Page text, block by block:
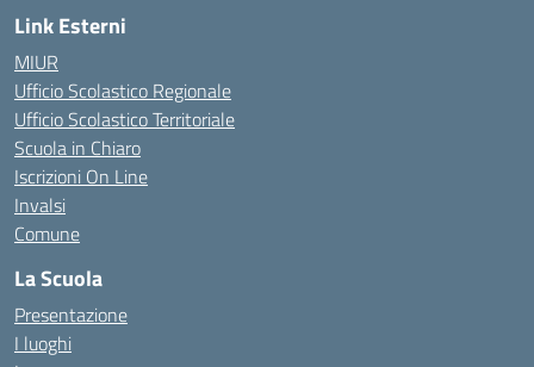
Link Esterni
MIUR
Ufficio Scolastico Regionale
Ufficio Scolastico Territoriale
Scuola in Chiaro
Iscrizioni On Line
Invalsi
Comune
La Scuola
Presentazione
I luoghi